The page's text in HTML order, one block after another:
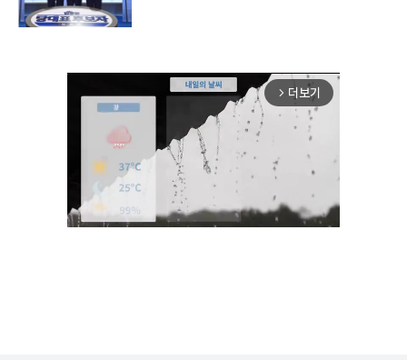
arrow_forward_ios 더보기